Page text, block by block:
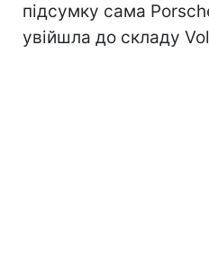
підсумку сама
увійшла до складу